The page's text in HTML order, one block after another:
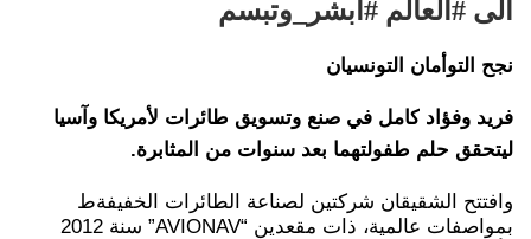
الى #العالم #ابشر_وتبسم
نجح التوأمان التونسيان
فريد وفؤاد كامل في صنع وتسويق طائرات لأمريكا وآسيا
ليتحقق حلم طفولتهما بعد سنوات من المثابرة.
وافتتح الشقيقان شركتين لصناعة الطائرات الخفيفةط
بمواصفات عالمية، ذات مقعدين “AVIONAV” سنة 2012